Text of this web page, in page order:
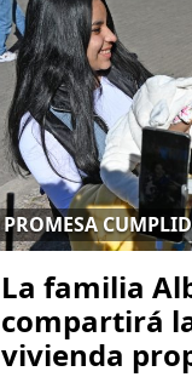
PROMESA
La familia
compartirá
vivienda